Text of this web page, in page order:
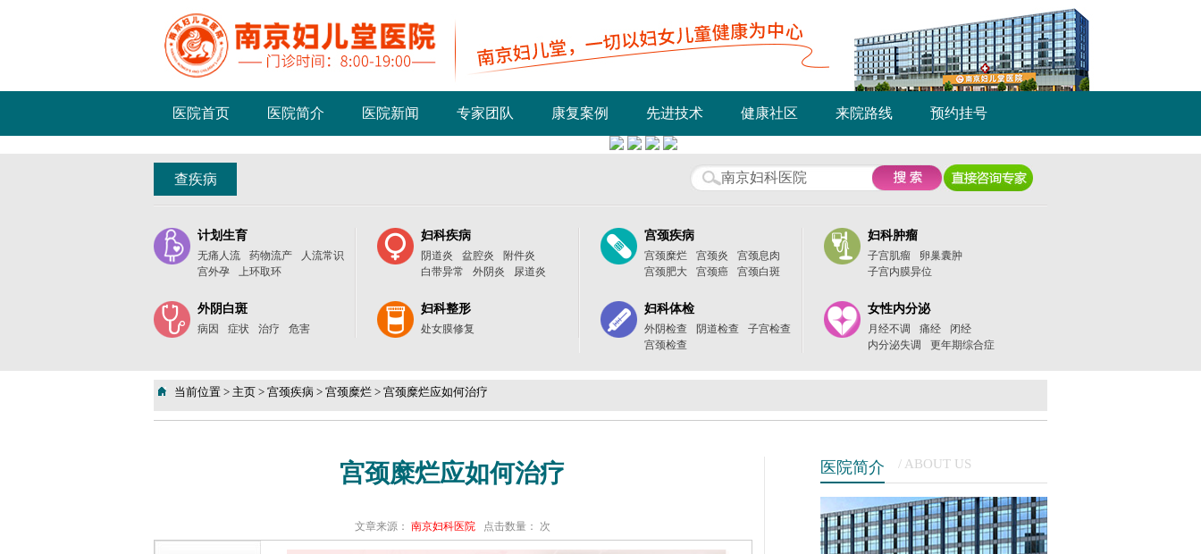
医院首页 医院简介 医院新闻 专家团队 康复案例 先进技术 健康社区 来院路线 预约挂号
查疾病
计划生育
无痛人流 药物流产
人流常识
宫外孕
上环取环
外阴白斑
病因 症状 治疗 危害
妇科疾病
阴道炎 盆腔炎
附件炎
白带异常
外阴炎 尿道炎
妇科整形
处女膜修复
宫颈疾病
宫颈糜烂 宫颈炎
宫颈息肉
宫颈肥大
宫颈癌 宫颈白斑
妇科体检
外阴检查 阴道检查
子宫检查
宫颈检查
妇科肿瘤
子宫肌瘤
卵巢囊肿
子宫内膜异位
女性内分泌
月经不调 痛经
闭经
内分泌失调
更年期综合症
当前位置 > 主页 > 宫颈疾病 > 宫颈糜烂 > 宫颈糜烂应如何治疗
宫颈糜烂应如何治疗
文章来源： 南京妇科医院点击数量： 次
医院简介 / ABOUT US